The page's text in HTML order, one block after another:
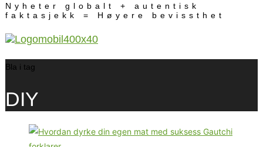
Nyheter globalt + autentisk
faktasjekk = Høyere bevissthet
Bla i tag
DIY